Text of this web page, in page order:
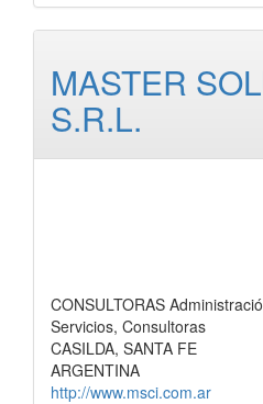
MASTER
S.R.L.
CONSULTORAS
Servicios, Consultoras
CASILDA, SANTA FE
ARGENTINA
http://www.msci.com.ar